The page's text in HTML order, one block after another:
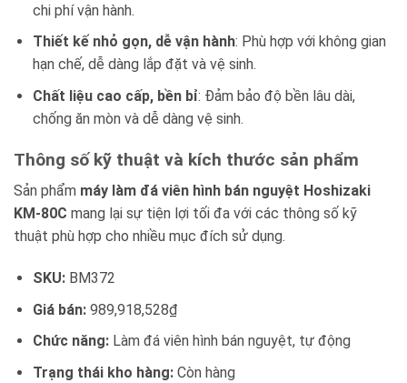
chi phí vận hành.
Thiết kế nhỏ gọn, dễ vận hành: Phù hợp với không gian
hạn chế, dễ dàng lắp đặt và vệ sinh.
Chất liệu cao cấp, bền bỉ: Đảm bảo độ bền lâu dài,
chống ăn mòn và dễ dàng vệ sinh.
Thông số kỹ thuật và kích thước sản phẩm
Sản phẩm máy làm đá viên hình bán nguyệt Hoshizaki
KM-80C mang lại sự tiện lợi tối đa với các thông số kỹ
thuật phù hợp cho nhiều mục đích sử dụng.
SKU:BM372
Giá bán:989,918,528₫
Chức năng:Làm đá viên hình bán nguyệt, tự động
Trạng thái kho hàng:Còn hàng